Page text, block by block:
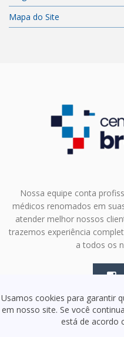
Mapa do Site
Nossa equipe conta
médicos renomados em
atender melhor nossos
trazemos experiência
a todos os
Usamos cookies para garantir
em nosso site. Se você
está de acordo